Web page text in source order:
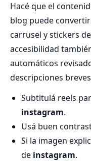
Hacé que el
blog puede
carrusel y stickers
accesibilidad
automáticos
descripciones
Subtitulá reels
instagram.
Usá buen
Si la imagen
de instagram.